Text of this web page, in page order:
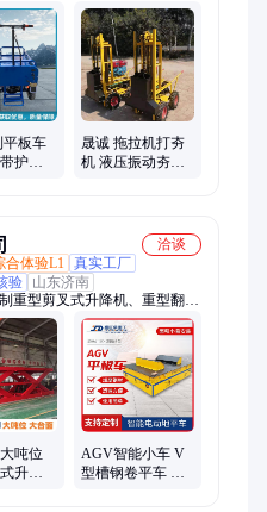
开口大力剪、玻璃安装机械手
平板车
护栏
晟诚 拖拉机打夯
机 液压振动夯实
洽谈
合体验L1 真实工厂
验
山东济南
重型剪叉式升降机、重型翻转
平车、轨道电动平车、电动
、翻转机、蜘蛛车、履带式果
降机、升降货梯、手动板材货
台、升降平台、卸货平台、往
物料转运车、自动运输车
吨位
升降
AGV智能小车 V
型槽钢卷平车 重